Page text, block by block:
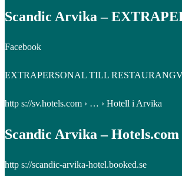
Scandic Arvika –
Facebook
EXTRAPERSONAL TILL RESTAURANGVi
http s://sv.hotels.com › … › Hotell i Arvika
Scandic Arvika – Hotels.com
http s://scandic-arvika-hotel.booked.se